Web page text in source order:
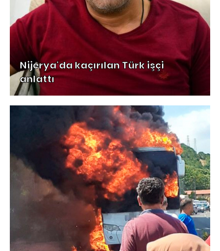
Nijerya'da kaçırılan Türk işçi
anlattı